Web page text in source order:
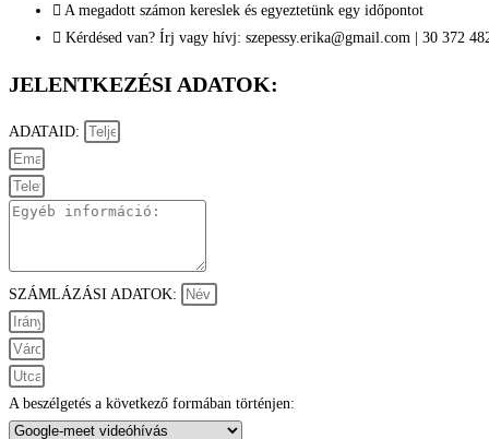
A megadott számon kereslek és egyeztetünk egy időpontot
Kérdésed van? Írj vagy hívj: szepessy.erika@gmail.com | 30 372
JELENTKEZÉSI ADATOK:
ADATAID:
SZÁMLÁZÁSI ADATOK:
A beszélgetés a következő formában történjen: